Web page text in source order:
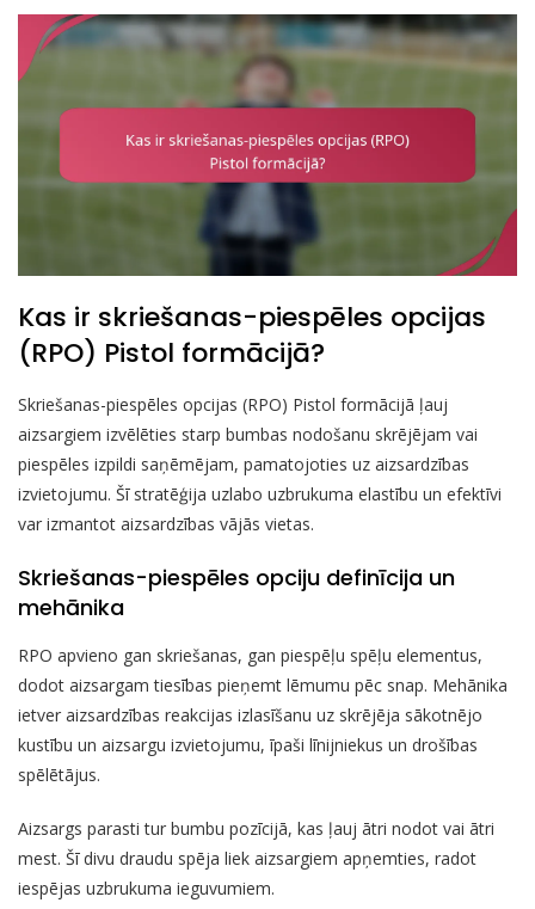
Kas ir skriešanas-piespēles opcijas
(RPO) Pistol formācijā?
Skriešanas-piespēles opcijas (RPO) Pistol formācijā ļauj
aizsargiem izvēlēties starp bumbas nodošanu skrējējam vai
piespēles izpildi saņēmējam, pamatojoties uz aizsardzības
izvietojumu. Šī stratēģija uzlabo uzbrukuma elastību un efektīvi
var izmantot aizsardzības vājās vietas.
Skriešanas-piespēles opciju definīcija un
mehānika
RPO apvieno gan skriešanas, gan piespēļu spēļu elementus,
dodot aizsargam tiesības pieņemt lēmumu pēc snap. Mehānika
ietver aizsardzības reakcijas izlasīšanu uz skrējēja sākotnējo
kustību un aizsargu izvietojumu, īpaši līnijniekus un drošības
spēlētājus.
Aizsargs parasti tur bumbu pozīcijā, kas ļauj ātri nodot vai ātri
mest. Šī divu draudu spēja liek aizsargiem apņemties, radot
iespējas uzbrukuma ieguvumiem.